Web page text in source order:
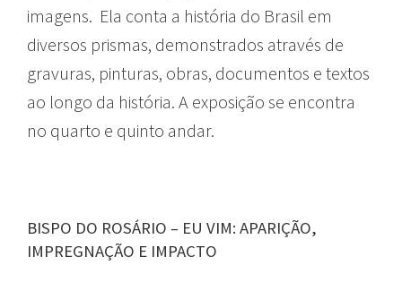
imagens. Ela conta a história do Brasil em
diversos prismas, demonstrados através de
gravuras, pinturas, obras, documentos e textos
ao longo da história. A exposição se encontra
no quarto e quinto andar.
BISPO DO ROSÁRIO – EU VIM: APARIÇÃO,
IMPREGNAÇÃO E IMPACTO